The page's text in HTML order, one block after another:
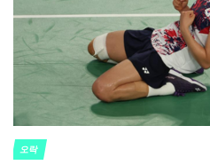
POSTED
오락